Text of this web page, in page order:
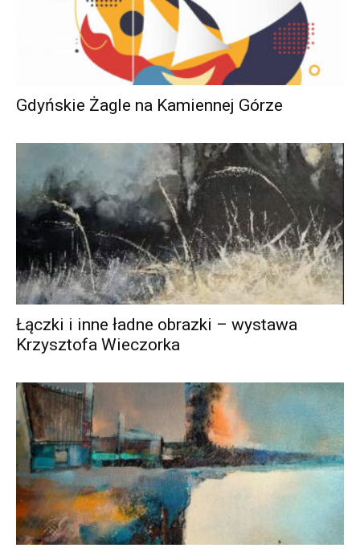
Gdyńskie Żagle na Kamiennej Górze
Łączki i inne ładne obrazki – wystawa
Krzysztofa Wieczorka